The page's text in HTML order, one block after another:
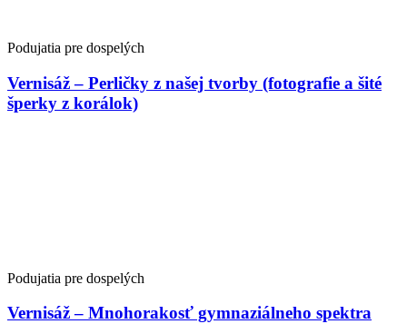
Podujatia pre dospelých
Vernisáž – Perličky z našej tvorby (fotografie a šité
šperky z korálok)
Podujatia pre dospelých
Vernisáž – Mnohorakosť gymnaziálneho spektra